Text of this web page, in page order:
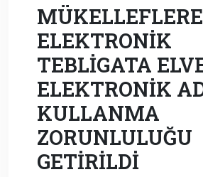
MÜKELLEFLERE
ELEKTRONİK
TEBLİGATA
ELEKTRONİK
KULLANMA
ZORUNLULUĞU
GETİRİLDİ